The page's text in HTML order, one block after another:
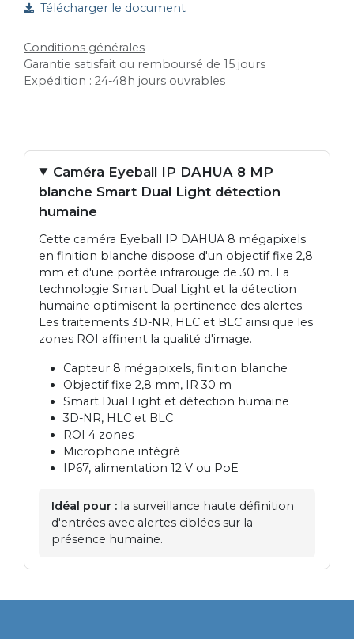
Télécharger le document
Conditions générales
Garantie satisfait ou remboursé de 15 jours
Expédition : 24-48h jours ouvrables
Caméra Eyeball IP DAHUA 8 MP
blanche Smart Dual Light détection
humaine
Cette caméra Eyeball IP DAHUA 8 mégapixels
en finition blanche dispose d'un objectif fixe 2,8
mm et d'une portée infrarouge de 30 m. La
technologie Smart Dual Light et la détection
humaine optimisent la pertinence des alertes.
Les traitements 3D-NR, HLC et BLC ainsi que les
zones ROI affinent la qualité d'image.
Capteur 8 mégapixels, finition blanche
Objectif fixe 2,8 mm, IR 30 m
Smart Dual Light et détection humaine
3D-NR, HLC et BLC
ROI 4 zones
Microphone intégré
IP67, alimentation 12 V ou PoE
Idéal pour : la surveillance haute définition
d'entrées avec alertes ciblées sur la
présence humaine.